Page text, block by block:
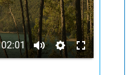
02:01